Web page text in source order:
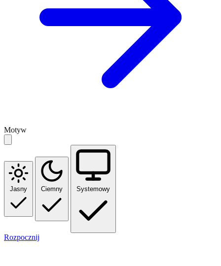
Motyw
Jasny Ciemny Systemowy
Rozpocznij